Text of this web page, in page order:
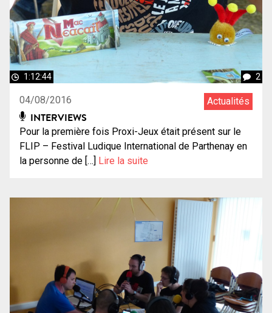
1:12:44 2
04/08/2016 Actualités
INTERVIEWS
Pour la première fois Proxi-Jeux était présent sur le
FLIP – Festival Ludique International de Parthenay en
la personne de […] Lire la suite